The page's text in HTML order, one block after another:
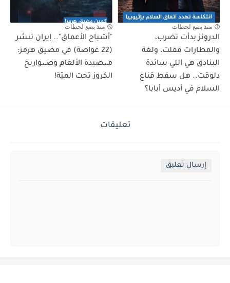
منذ بضع لحظات
الدرونز بدأت تضرب،
والمطارات قفلت، ولغة
البنادق هي اللي سائدة
دلوقت.. هل سقط قناع
السلام في أديس أبابا؟
منذ بضع لحظات
"أشباح الأعماق".. إيران تنشر
(22 غواصة) في مضيق هرمز:
مـ،ـصيدة الألغام وصـ،ـواريخ
الكروز تحت الميّة!
تعليقات
إرسال تعليق